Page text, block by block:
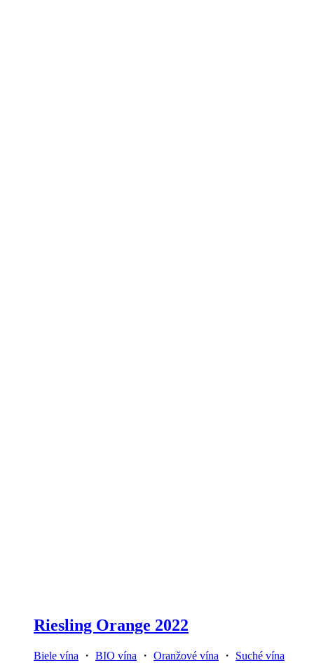
Riesling Orange 2022
Biele vína ・ BIO vína ・ Oranžové vína ・ Suché vína